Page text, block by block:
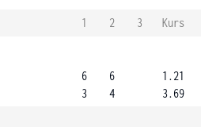
1 2 3
Kurs
6
3
6
4
1.21
3.69